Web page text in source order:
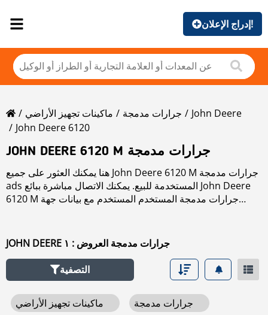
إدراج الإعلان!
ماكينات تجهيز الأراضي جرارات مدمجة
John Deere
John Deere 6120
JOHN DEERE 6120 M جرارات مدمجة
هنا يمكنك العثور على جميع John Deere 6120 M جرارات مدمجة
ads المستخدمة للبيع. يمكنك الاتصال مباشرة ببائع John Deere
6120 M جرارات مدمجة المستخدم المستخدم مع بيانات جهة
الماركات.
JOHN DEERE جرارات مدمجة العروض : ١
التصفية